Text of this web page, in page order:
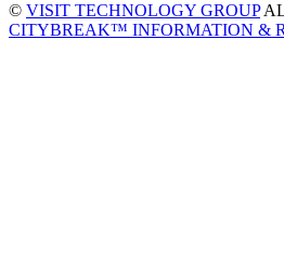
© VISIT TECHNOLOGY GROUP
CITYBREAK™ INFORMATION &